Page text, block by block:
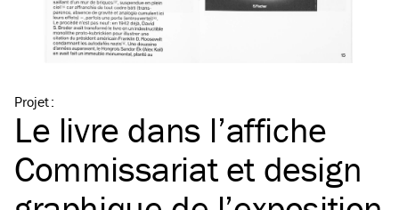
Projet:
Le livre dans l’affiche
Commissariat et design